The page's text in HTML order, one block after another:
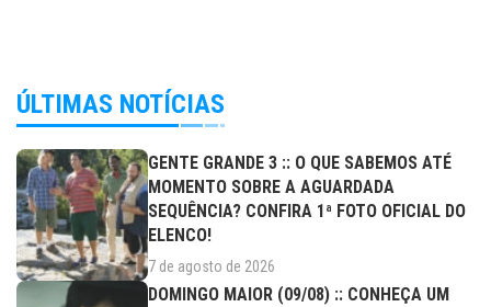
ÚLTIMAS NOTÍCIAS
GENTE GRANDE 3 :: O QUE SABEMOS ATÉ
MOMENTO SOBRE A AGUARDADA
SEQUÊNCIA? CONFIRA 1ª FOTO OFICIAL DO
ELENCO!
7 de agosto de 2026
DOMINGO MAIOR (09/08) :: CONHEÇA UM